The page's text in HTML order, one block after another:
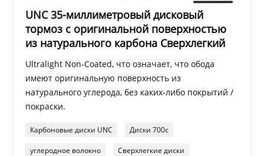
UNC 35-миллиметровый дисковый
тормоз с оригинальной поверхностью
из натурального карбона Сверхлегкий
Ultralight Non-Coated, что означает, что обода
имеют оригинальную поверхность из
натурального углерода, без каких-либо покрытий /
покраски.
Карбоновые диски UNC Диски 700c
углеродное волокно Сверхлегкие диски